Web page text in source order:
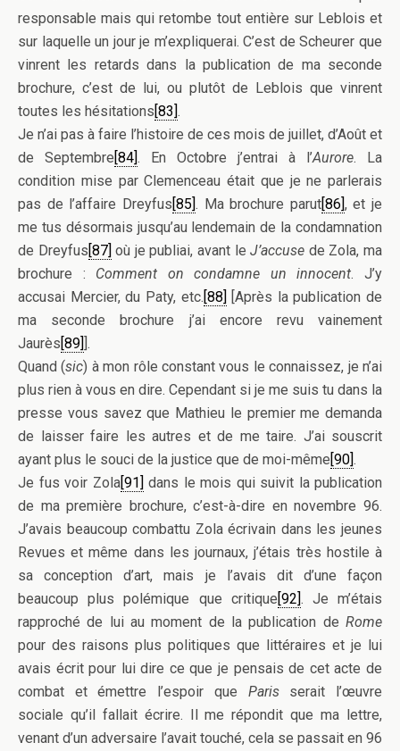
responsable mais qui retombe tout entière sur Leblois et
sur laquelle un jour je m’expliquerai. C’est de Scheurer que
vinrent les retards dans la publication de ma seconde
brochure, c’est de lui, ou plutôt de Leblois que vinrent
toutes les hésitations[83].
Je n’ai pas à faire l’histoire de ces mois de juillet, d’Août et
de Septembre[84]. En Octobre j’entrai à l’Aurore. La
condition mise par Clemenceau était que je ne parlerais
pas de l’affaire Dreyfus[85]. Ma brochure parut[86], et je
me tus désormais jusqu’au lendemain de la condamnation
de Dreyfus[87] où je publiai, avant leJ’accuse de Zola, ma
brochure : Comment on condamne un innocent. J’y
accusai Mercier, du Paty, etc.[88] [Après la publication de
ma seconde brochure j’ai encore revu vainement
Jaurès[89]].
Quand (sic) à mon rôle constant vous le connaissez, je n’ai
plus rien à vous en dire. Cependant si je me suis tu dans la
presse vous savez que Mathieu le premier me demanda
de laisser faire les autres et de me taire. J’ai souscrit
ayant plus le souci de la justice que de moi-même[90].
Je fus voir Zola[91] dans le mois qui suivit la publication
de ma première brochure, c’est-à-dire en novembre 96.
J’avais beaucoup combattu Zola écrivain dans les jeunes
Revues et même dans les journaux, j’étais très hostile à
sa conception d’art, mais je l’avais dit d’une façon
beaucoup plus polémique que critique[92]. Je m’étais
rapproché de lui au moment de la publication de Rome
pour des raisons plus politiques que littéraires et je lui
avais écrit pour lui dire ce que je pensais de cet acte de
combat et émettre l’espoir que Parisserait l’œuvre
sociale qu’il fallait écrire. Il me répondit que ma lettre,
venant d’un adversaire l’avait touché, cela se passait en 96